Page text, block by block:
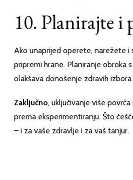
10. Planirajte
Ako unaprijed operete, narežete i
pripremi hrane. Planiranje obroka
olakšava donošenje zdravih
Zaključno, uključivanje više
prema eksperimentiranju. Što
– i za vaše zdravlje i za vaš tanjur.